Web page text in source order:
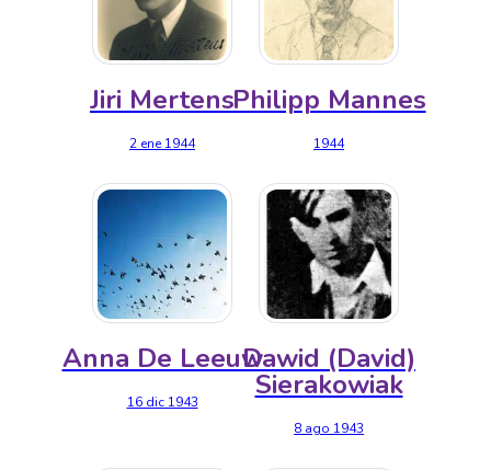
Jiri Mertens
2 ene 1944
Philipp Mannes
1944
Anna De Leeuw
16 dic 1943
Dawid (David)
Sierakowiak
8 ago 1943